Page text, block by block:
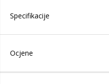
Specifikacije
Ocjene